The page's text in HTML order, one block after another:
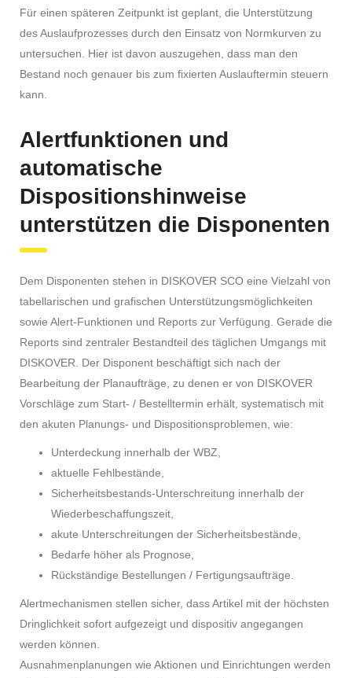
Für einen späteren Zeitpunkt ist geplant, die Unterstützung
des Auslaufprozesses durch den Einsatz von Normkurven zu
untersuchen. Hier ist davon auszugehen, dass man den
Bestand noch genauer bis zum fixierten Auslauftermin steuern
kann.
Alertfunktionen und
automatische
Dispositionshinweise
unterstützen die Disponenten
Dem Disponenten stehen in DISKOVER SCO eine Vielzahl von
tabellarischen und grafischen Unterstützungsmöglichkeiten
sowie Alert-Funktionen und Reports zur Verfügung. Gerade die
Reports sind zentraler Bestandteil des täglichen Umgangs mit
DISKOVER. Der Disponent beschäftigt sich nach der
Bearbeitung der Planaufträge, zu denen er von DISKOVER
Vorschläge zum Start- / Bestelltermin erhält, systematisch mit
den akuten Planungs- und Dispositionsproblemen, wie:
Unterdeckung innerhalb der WBZ,
aktuelle Fehlbestände,
Sicherheitsbestands-Unterschreitung innerhalb der
Wiederbeschaffungszeit,
akute Unterschreitungen der Sicherheitsbestände,
Bedarfe höher als Prognose,
Rückständige Bestellungen / Fertigungsaufträge.
Alertmechanismen stellen sicher, dass Artikel mit der höchsten
Dringlichkeit sofort aufgezeigt und dispositiv angegangen
werden können.
Ausnahmenplanungen wie Aktionen und Einrichtungen werden